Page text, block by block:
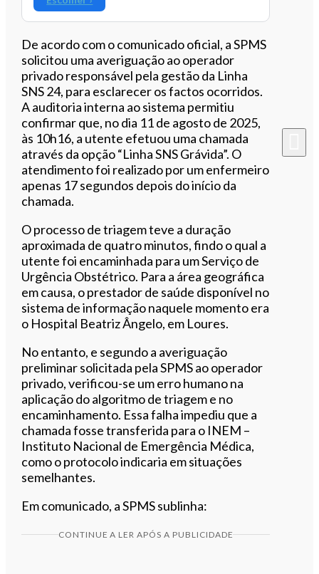
De acordo com o comunicado oficial, a SPMS
solicitou uma averiguação ao operador
privado responsável pela gestão da Linha
SNS 24, para esclarecer os factos ocorridos.
A auditoria interna ao sistema permitiu
confirmar que, no dia 11 de agosto de 2025,
às 10h16, a utente efetuou uma chamada
através da opção “Linha SNS Grávida”. O
atendimento foi realizado por um enfermeiro
apenas 17 segundos depois do início da
chamada.
O processo de triagem teve a duração
aproximada de quatro minutos, findo o qual a
utente foi encaminhada para um Serviço de
Urgência Obstétrico. Para a área geográfica
em causa, o prestador de saúde disponível no
sistema de informação naquele momento era
o Hospital Beatriz Ângelo, em Loures.
No entanto, e segundo a averiguação
preliminar solicitada pela SPMS ao operador
privado, verificou-se um erro humano na
aplicação do algoritmo de triagem e no
encaminhamento. Essa falha impediu que a
chamada fosse transferida para o INEM –
Instituto Nacional de Emergência Médica,
como o protocolo indicaria em situações
semelhantes.
Em comunicado, a SPMS sublinha:
CONTINUE A LER APÓS A PUBLICIDADE